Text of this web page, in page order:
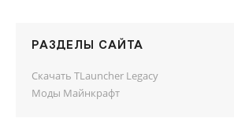
РАЗДЕЛЫ САЙТА
Скачать TLauncher Legacy
Моды Майнкрафт